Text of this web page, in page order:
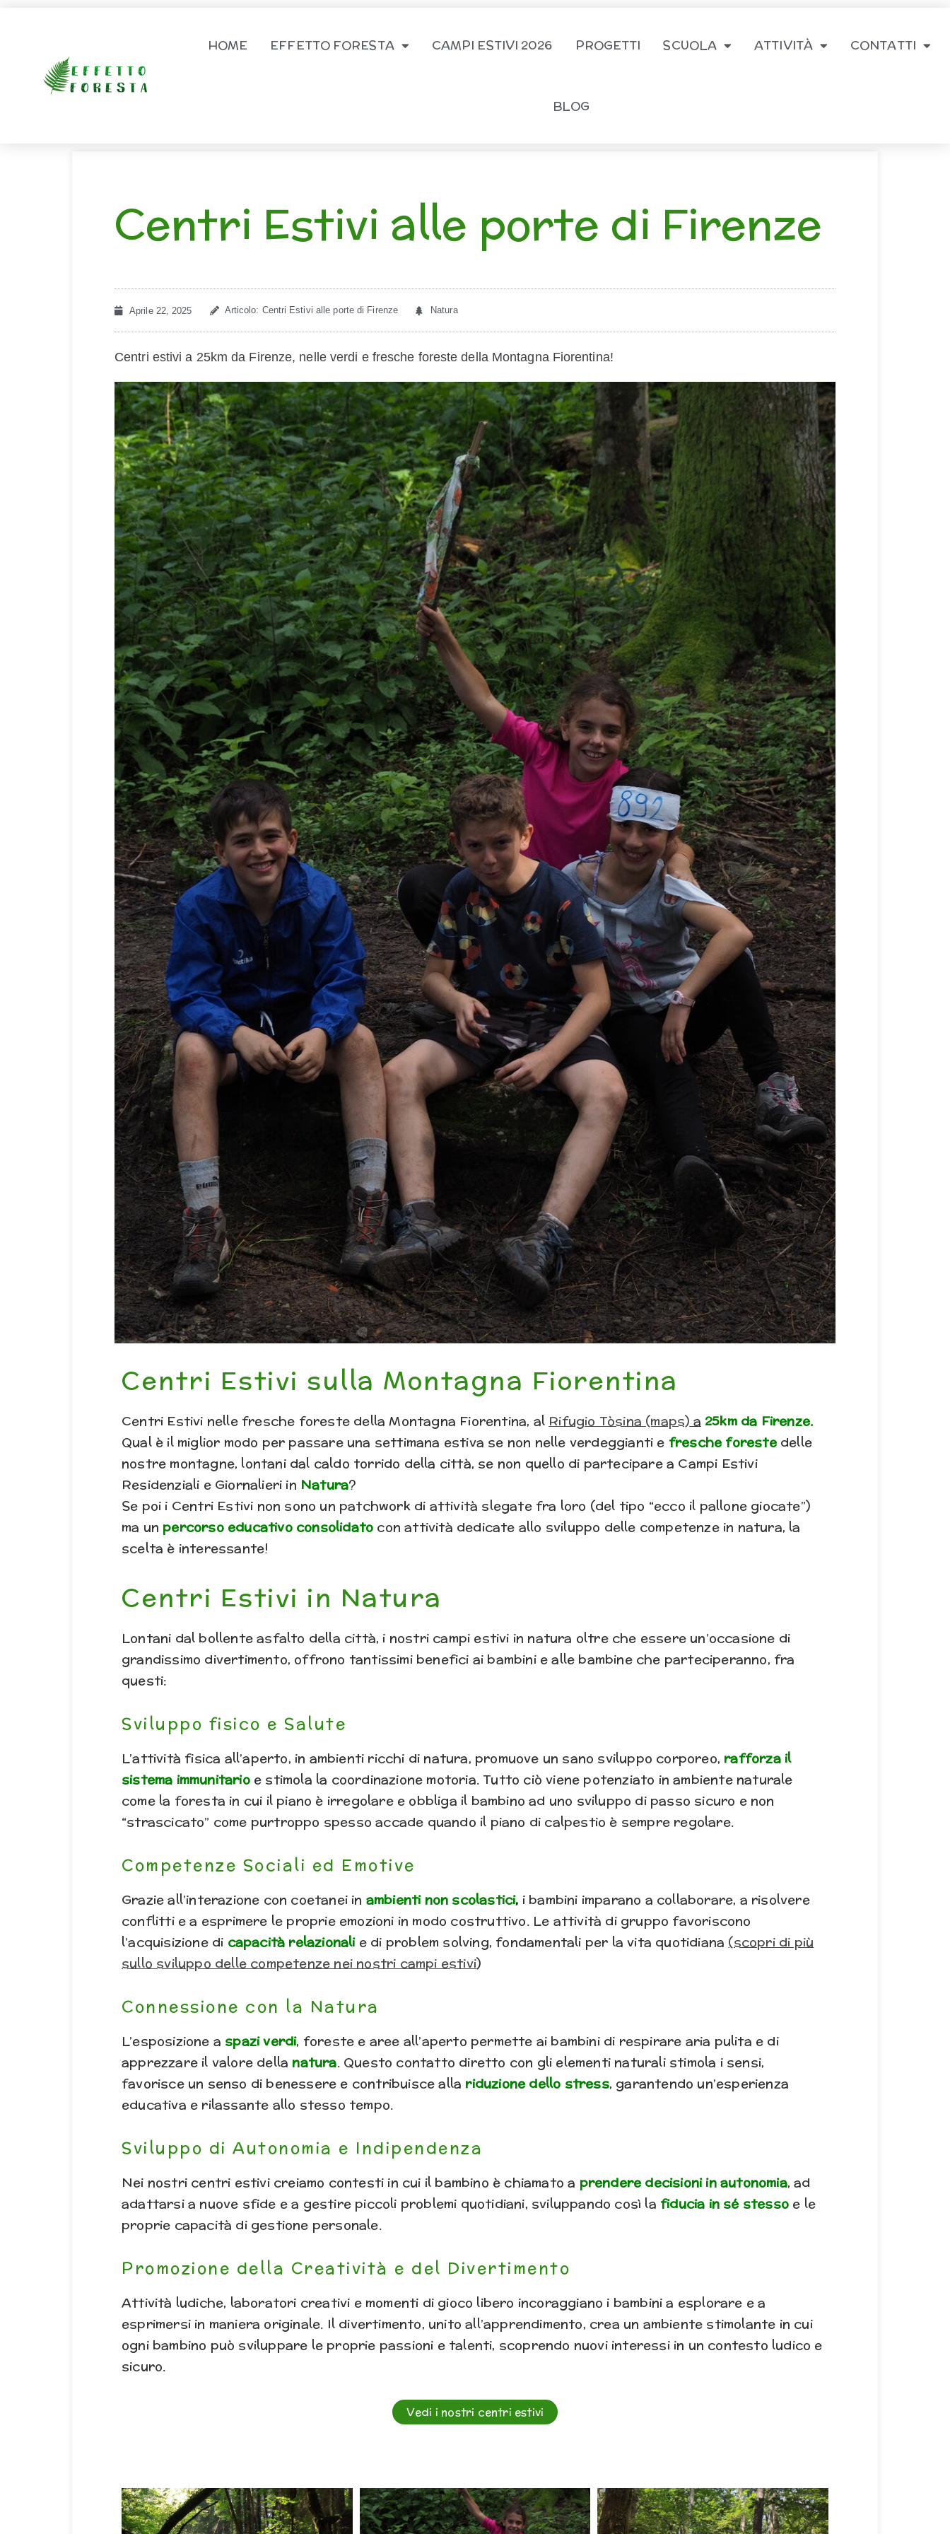
HOME EFFETTO FORESTA CAMPI ESTIVI 2026 PROGETTI SCUOLA ATTIVITÀ CONTATTI
BLOG
Centri Estivi alle porte di Firenze
Aprile 22, 2025 Articolo: Centri Estivi alle porte di Firenze Natura
Centri estivi a 25km da Firenze, nelle verdi e fresche foreste della Montagna Fiorentina!
Centri Estivi sulla Montagna Fiorentina
Centri Estivi nelle fresche foreste della Montagna Fiorentina, al Rifugio Tòsina (maps) a 25km da Firenze.
Qual è il miglior modo per passare una settimana estiva se non nelle verdeggianti e fresche forestedelle
nostre montagne, lontani dal caldo torrido della città, se non quello di partecipare a Campi Estivi
Residenziali e Giornalieri in Natura?
Se poi i Centri Estivi non sono un patchwork di attività slegate fra loro (del tipo “ecco il pallone giocate”)
ma un percorso educativo consolidato con attività dedicate allo sviluppo delle competenze in natura, la
scelta è interessante!
Centri Estivi in Natura
Lontani dal bollente asfalto della città, i nostri campi estivi in natura oltre che essere un’occasione di
grandissimo divertimento, offrono tantissimi benefici ai bambini e alle bambine che parteciperanno, fra
questi:
Sviluppo fisico e Salute
L’attività fisica all’aperto, in ambienti ricchi di natura, promuove un sano sviluppo corporeo, rafforza il
sistema immunitarioe stimola la coordinazione motoria. Tutto ciò viene potenziato in ambiente naturale
come la foresta in cui il piano è irregolare e obbliga il bambino ad uno sviluppo di passo sicuro e non
“strascicato” come purtroppo spesso accade quando il piano di calpestio è sempre regolare.
Competenze Sociali ed Emotive
Grazie all’interazione con coetanei in ambienti non scolastici, i bambini imparano a collaborare, a risolvere
conflitti e a esprimere le proprie emozioni in modo costruttivo. Le attività di gruppo favoriscono
l’acquisizione di capacità relazionali e di problem solving, fondamentali per la vita quotidiana (scopri di più
sullo sviluppo delle competenze nei nostri campi estivi)
Connessione con la Natura
L’esposizione a spazi verdi, foreste e aree all’aperto permette ai bambini di respirare aria pulita e di
apprezzare il valore della natura. Questo contatto diretto con gli elementi naturali stimola i sensi,
favorisce un senso di benessere e contribuisce alla riduzione dello stress, garantendo un’esperienza
educativa e rilassante allo stesso tempo.
Sviluppo di Autonomia e Indipendenza
Nei nostri centri estivi creiamo contesti in cui il bambino è chiamato a prendere decisioni in autonomia, ad
adattarsi a nuove sfide e a gestire piccoli problemi quotidiani, sviluppando così la fiducia in sé stesso e le
proprie capacità di gestione personale.
Promozione della Creatività e del Divertimento
Attività ludiche, laboratori creativi e momenti di gioco libero incoraggiano i bambini a esplorare e a
esprimersi in maniera originale. Il divertimento, unito all’apprendimento, crea un ambiente stimolante in cui
ogni bambino può sviluppare le proprie passioni e talenti, scoprendo nuovi interessi in un contesto ludico e
sicuro.
Vedi i nostri centri estivi